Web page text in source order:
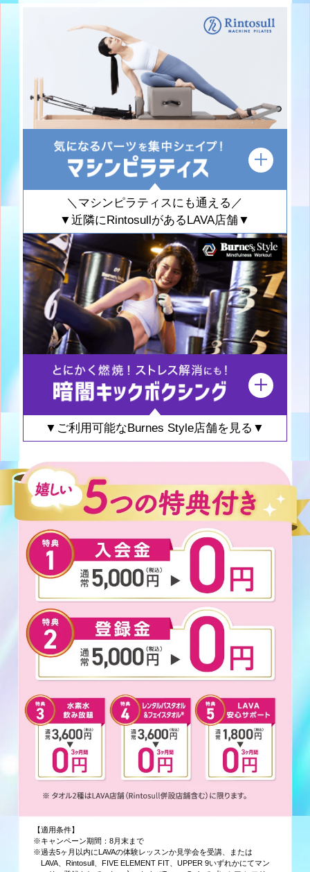
＼マシンピラティスにも通える／
▼近隣にRintosullがあるLAVA店舗▼
▼ご利用可能なBurnes Style店舗を見る▼
【適用条件】
※キャンペーン期間：8月末まで
※過去5ヶ月以内にLAVAの体験レッスンか見学会を受講、または
LAVA、Rintosull、FIVE ELEMENT FIT、UPPER 9いずれかにてマン